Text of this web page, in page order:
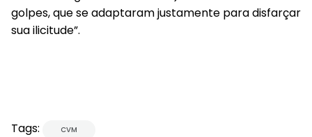
golpes, que se adaptaram justamente para disfarçar
sua ilicitude”.
Tags: CVM